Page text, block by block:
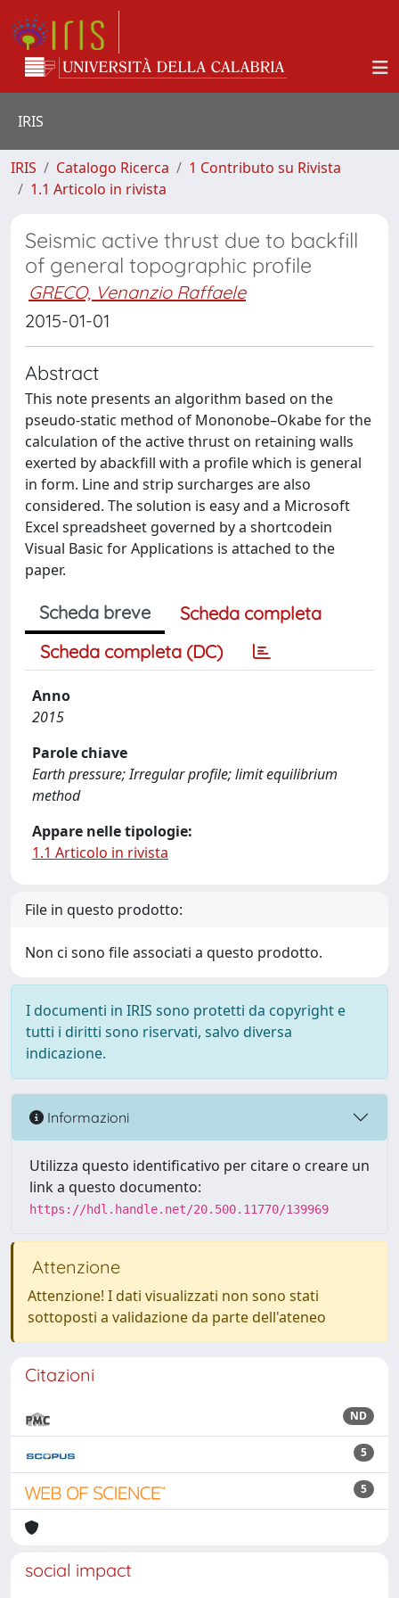
IRIS
IRIS Catalogo Ricerca
1 Contributo su Rivista
1.1 Articolo in rivista
Seismic active thrust due to backfill
of general topographic profile
GRECO, Venanzio Raffaele
2015-01-01
Abstract
This note presents an algorithm based on the
pseudo-static method of Mononobe–Okabe for the
calculation of the active thrust on retaining walls
exerted by abackfill with a profile which is general
in form. Line and strip surcharges are also
considered. The solution is easy and a Microsoft
Excel spreadsheet governed by a shortcodein
Visual Basic for Applications is attached to the
paper.
Scheda breve
Scheda completa
Scheda completa (DC)
Anno
2015
Parole chiave
Earth pressure; Irregular profile; limit equilibrium
method
Appare nelle tipologie:
1.1 Articolo in rivista
File in questo prodotto:
Non ci sono file associati a questo prodotto.
I documenti in IRIS sono protetti da copyright e
tutti i diritti sono riservati, salvo diversa
indicazione.
Informazioni
Utilizza questo identificativo per citare o creare un
link a questo documento:
https://hdl.handle.net/20.500.11770/139969
Attenzione
Attenzione! I dati visualizzati non sono stati
sottoposti a validazione da parte dell'ateneo
Citazioni
ND
5
5
social impact